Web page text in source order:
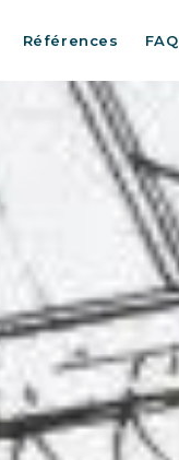
Références FAQ